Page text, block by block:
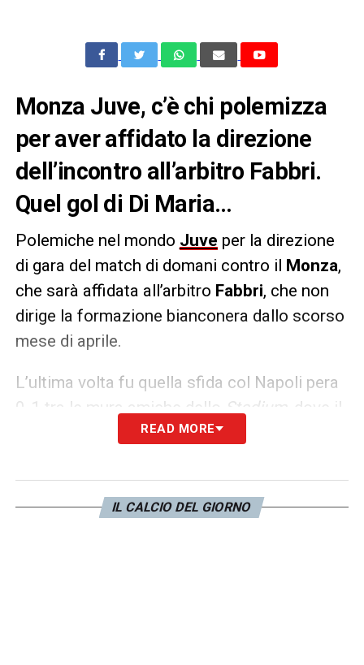
Monza Juve, c’è chi polemizza
per aver affidato la direzione
dell’incontro all’arbitro Fabbri.
Quel gol di Di Maria…
Polemiche nel mondo Juve per la direzione
di gara del match di domani contro il Monza,
che sarà affidata all’arbitro Fabbri, che non
dirige la formazione bianconera dallo scorso
mese di aprile.
L’ultima volta fu quella sfida col Napoli pera
0-1 tra le mura amiche dello
Stadium
, dove il
direttore di gara si rese protagonista di
fallo di Milik su Lobotka, molto discusso poi
dopo il triplice fischio. E qualche minuto
READ MORE
IL CALCIO DEL GIORNO